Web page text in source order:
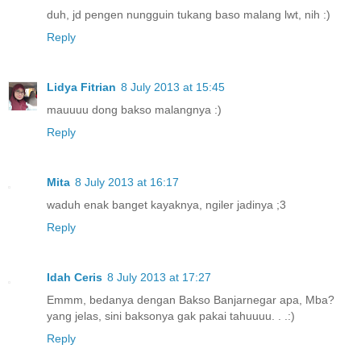
duh, jd pengen nungguin tukang baso malang lwt, nih :)
Reply
Lidya Fitrian 8 July 2013 at 15:45
mauuuu dong bakso malangnya :)
Reply
Mita 8 July 2013 at 16:17
waduh enak banget kayaknya, ngiler jadinya ;3
Reply
Idah Ceris 8 July 2013 at 17:27
Emmm, bedanya dengan Bakso Banjarnegar apa, Mba?
yang jelas, sini baksonya gak pakai tahuuuu. . .:)
Reply